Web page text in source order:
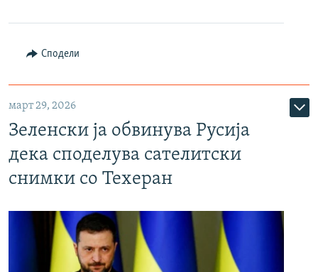
Сподели
март 29, 2026
Зеленски ја обвинува Русија
дека споделува сателитски
снимки со Техеран